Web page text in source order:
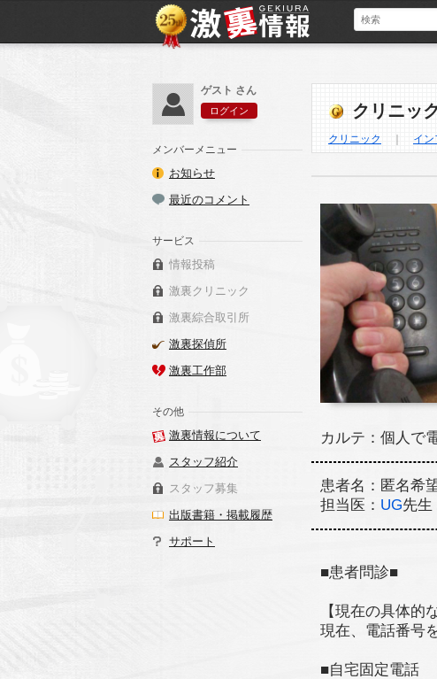
クリニッ
クリニック イン
カルテ：個人で
患者名：匿名希
担当医： UG先生
■患者問診■
【現在の具体的
現在、電話番号
■自宅固定電話
ゲスト さん
ログイン
メンバーメニュー
お知らせ
最近のコメント
サービス
情報投稿
激裏クリニック
激裏綜合取引所
激裏探偵所
激裏工作部
その他
激裏情報について
スタッフ紹介
スタッフ募集
出版書籍・掲載履歴
サポート